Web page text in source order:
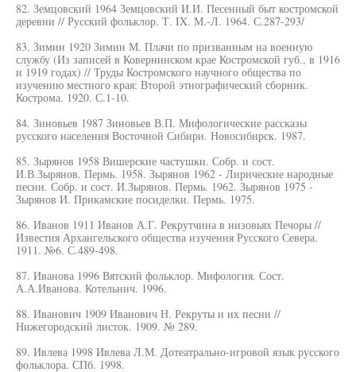
82. Земцовский 1964 Земцовский И.И. Песенный быт костромской
деревни // Русский фольклор. Т. IX. М.-Л. 1964. С.287-293/
83. Зимин 1920 Зимин М. Плачи по призванным на военную
службу (Из записей в Ковернинском крае Костромской губ., в 1916
и 1919 годах) // Труды Костромского научного общества по
изучению местного края: Второй этнографический сборник.
Кострома. 1920. С.1-10.
84. Зиновьев 1987 Зиновьев В.П. Мифологические рассказы
русского населения Восточной Сибири. Новосибирск. 1987.
85. Зырянов 1958 Вишерские частушки. Собр. и сост.
И.В.Зырянов. Пермь. 1958. Зырянов 1962 - Лирические народные
песни. Собр. и сост. И.Зырянов. Пермь. 1962. Зырянов 1975 -
Зырянов И. Прикамские посиделки. Пермь. 1975.
86. Иванов 1911 Иванов А.Г. Рекрутчина в низовьях Печоры //
Известия Архангельского общества изучения Русского Севера.
1911. №6. С.489-498.
87. Иванова 1996 Вятский фольклор. Мифология. Сост.
А.А.Иванова. Котельнич. 1996.
88. Иванович 1909 Иванович Н. Рекруты и их песни //
Нижегородский листок. 1909. № 289.
89. Ивлева 1998 Ивлева Л.М. Дотеатрально-игровой язык русского
фольклора. СПб. 1998.